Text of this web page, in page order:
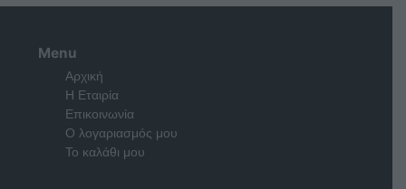
Menu
Αρχική
Η Εταιρία
Επικοινωνία
Ο λογαριασμός μου
Το καλάθι μου